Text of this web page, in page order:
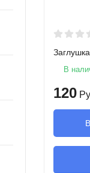
В
120